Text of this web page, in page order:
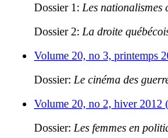
Dossier 1: Les nationalismes
Dossier 2: La droite
Volume 20, no 3, printemps
Dossier: Le cinéma des
Volume 20, no 2, hiver 2012
Dossier: Les femmes en